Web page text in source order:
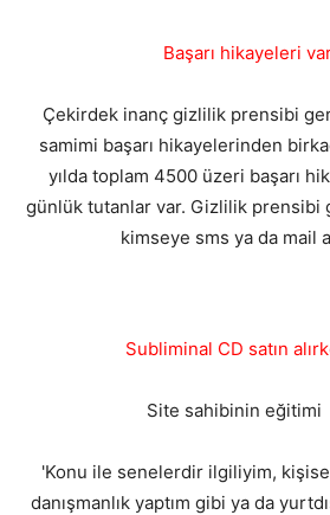
Başarı hikayeleri
Çekirdek inanç gizlilik prensibi
samimi başarı hikayelerinden
yılda toplam 4500 üzeri başarı
günlük tutanlar var. Gizlilik prensibi
kimseye sms ya da mail
Subliminal CD satın
Site sahibinin eğitimi
'Konu ile senelerdir ilgiliyim,
danışmanlık yaptım gibi ya da